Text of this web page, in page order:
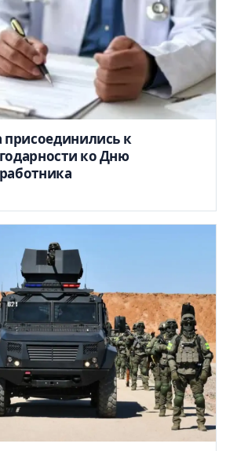
присоединились к
ко Дню